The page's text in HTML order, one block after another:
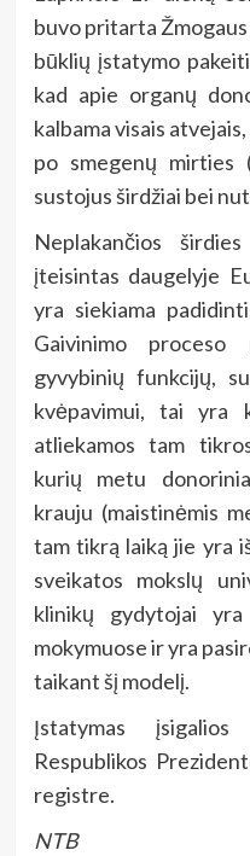
buvo pritarta
būklių įstatymo
kad apie organų
kalbama visais
po smegenų
sustojus širdžiai bei
Neplakančios
įteisintas daugelyje
yra siekiama
Gaivinimo
gyvybinių funkcijų,
kvėpavimui, tai yra
atliekamos tam
kurių metu
krauju (maistinėmis
tam tikrą laiką jie yra
sveikatos mokslų
klinikų gydytojai yra
mokymuose ir yra
taikant šį modelį.
Įstatymas
Respublikos
registre.
NTB